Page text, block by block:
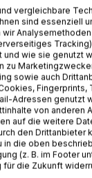
das
intoduction to
Een goede instap
* * *
vergleichbare
sind essenziell
und wie sie genutzt
zu
sowie auch
Fingerprints,
Adressen genutzt
von anderen
auf die weitere
den Drittanbieter
in die oben
(z. B. im Footer
die Zukunft